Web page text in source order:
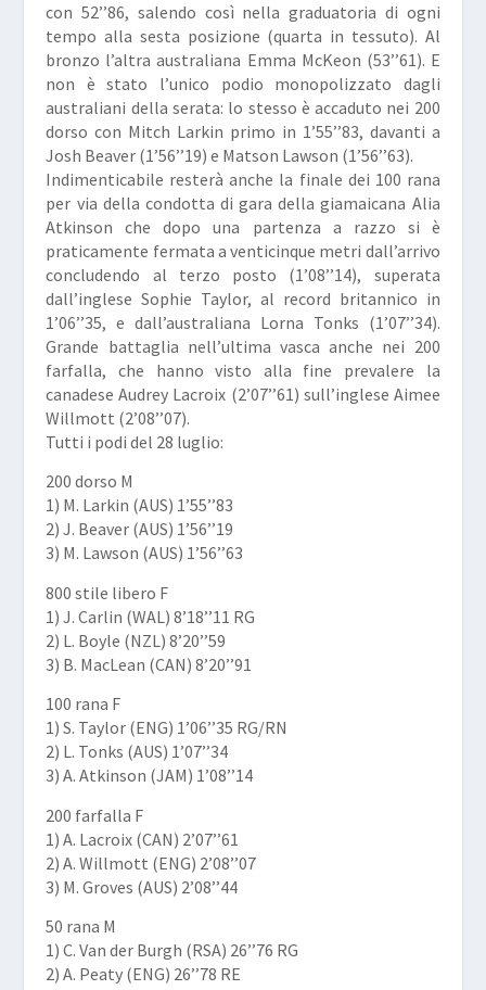
con 52’’86, salendo così nella graduatoria di ogni
tempo alla sesta posizione (quarta in tessuto). Al
bronzo l’altra australiana Emma McKeon (53’’61). E
non è stato l’unico podio monopolizzato dagli
australiani della serata: lo stesso è accaduto nei 200
dorso con Mitch Larkin primo in 1’55’’83, davanti a
Josh Beaver (1’56’’19) e Matson Lawson (1’56’’63).
Indimenticabile resterà anche la finale dei 100 rana
per via della condotta di gara della giamaicana Alia
Atkinson che dopo una partenza a razzo si è
praticamente fermata a venticinque metri dall’arrivo
concludendo al terzo posto (1’08’’14), superata
dall’ingleseSophie Taylor, al record britannico in
1’06’’35, e dall’australiana Lorna Tonks (1’07’’34).
Grande battaglia nell’ultima vasca anche nei 200
farfalla, che hanno visto alla fine prevalere la
canadeseAudrey Lacroix (2’07’’61) sull’inglese Aimee
Willmott (2’08’’07).
Tutti i podi del 28 luglio:
200 dorso M
1) M. Larkin (AUS) 1’55’’83
2) J. Beaver (AUS) 1’56’’19
3) M. Lawson (AUS) 1’56’’63
800 stile libero F
1) J. Carlin (WAL) 8’18’’11 RG
2) L. Boyle (NZL) 8’20’’59
3) B. MacLean (CAN) 8’20’’91
100 rana F
1) S. Taylor (ENG) 1’06’’35 RG/RN
2) L. Tonks (AUS) 1’07’’34
3) A. Atkinson (JAM) 1’08’’14
200 farfalla F
1) A. Lacroix (CAN) 2’07’’61
2) A. Willmott (ENG) 2’08’’07
3) M. Groves (AUS) 2’08’’44
50 rana M
1) C. Van der Burgh (RSA) 26’’76 RG
2) A. Peaty (ENG) 26’’78 RE